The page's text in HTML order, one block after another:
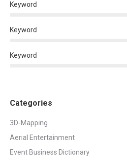
Keyword
Keyword
Keyword
Categories
3D-Mapping
Aerial Entertainment
Event Business Dictionary